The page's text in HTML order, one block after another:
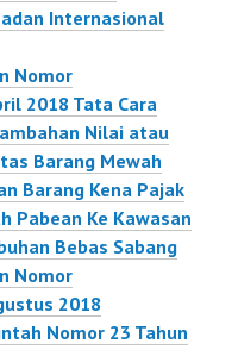
Internasional
Nomor
2018 Tata Cara
Nilai atau
Barang Mewah
Barang Kena Pajak
Pabean Ke Kawasan
Bebas Sabang
Nomor
2018
Nomor 23 Tahun